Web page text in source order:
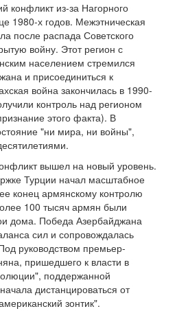
конфликт из-за Нагорного
1980-х годов. Межэтническая
после распада Советского
войну. Этот регион с
населением стремился
и присоединиться к
война закончилась в 1990-
контроль над регионом
этого факта). В
"ни мира, ни войны",
вышел на новый уровень.
Турции начал масштабное
конец армянскому контролю
100 тысяч армян были
дома. Победа Азербайджана
сил и сопровождалась
руководством премьер-
пришедшего к власти в
поддержанной
дистанцироваться от
зонтик".